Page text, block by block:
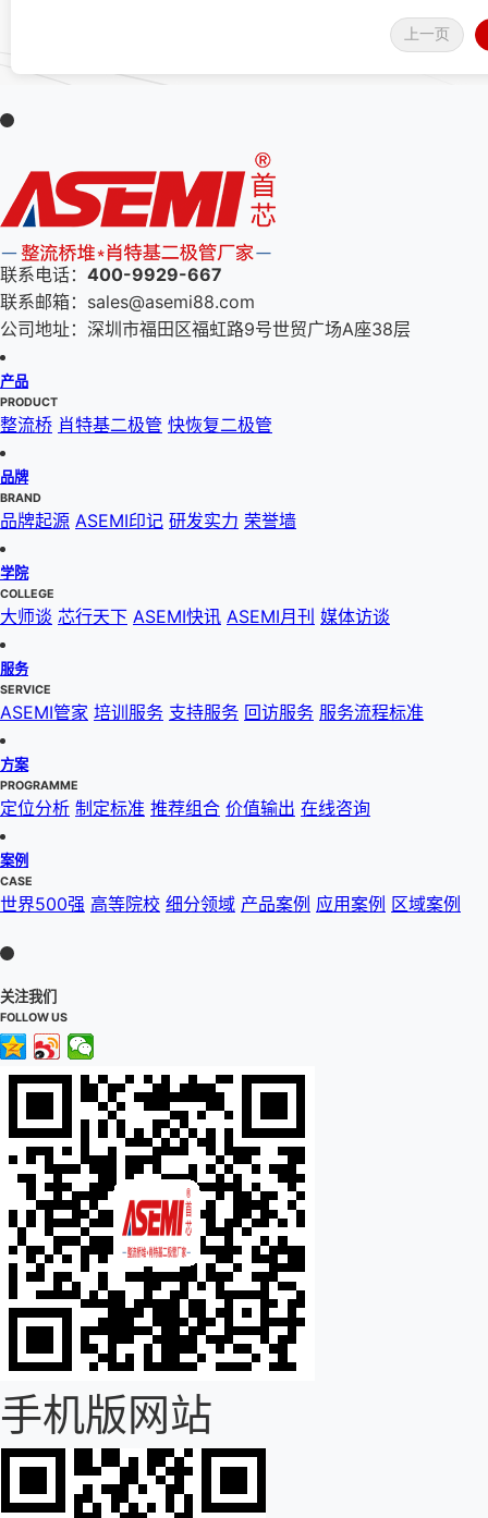
联系电话： 400-9929-667
联系邮箱：sales@asemi88.com
公司地址：深圳市福田区福虹路9号世贸广场A座38层
产品
PRODUCT
整流桥 肖特基二极管 快恢复二极管
品牌
BRAND
品牌起源 ASEMI印记 研发实力 荣誉墙
学院
COLLEGE
大师谈 芯行天下 ASEMI快讯 ASEMI月刊 媒体访谈
服务
SERVICE
ASEMI管家 培训服务 支持服务 回访服务 服务流程标准
方案
PROGRAMME
定位分析 制定标准 推荐组合 价值输出 在线咨询
案例
CASE
世界500强 高等院校 细分领域 产品案例 应用案例 区域案例
关注我们
FOLLOW US
手机版网站